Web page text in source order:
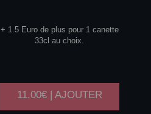
+ 1.5 Euro de plus pour 1 canette
33cl au choix.
11.00€ | AJOUTER